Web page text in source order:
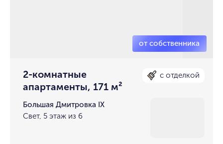
2-комнатные
апартаменты, 171 м²
с отделкой
Большая Дмитровка IX
Свет, 5 этаж из 6